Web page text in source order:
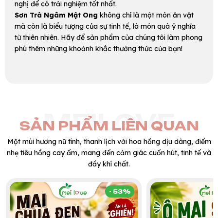
nghị để có trải nghiệm tốt nhất.
Sơn Trà Ngâm Mật Ong không chỉ là một món ăn vặt
mà còn là biểu tượng của sự tinh tế, là món quà ý nghĩa
từ thiên nhiên. Hãy để sản phẩm của chúng tôi làm phong
phú thêm những khoảnh khắc thưởng thức của bạn!
MEILOVE
SẢN PHẨM LIÊN QUAN
Một mùi hương nữ tính, thanh lịch với hoa hồng dịu dàng, điểm
nhẹ tiêu hồng cay ấm, mang đến cảm giác cuốn hút, tinh tế và
đầy khí chất.
- 53%